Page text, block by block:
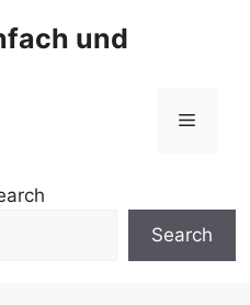
und
Menü
Search